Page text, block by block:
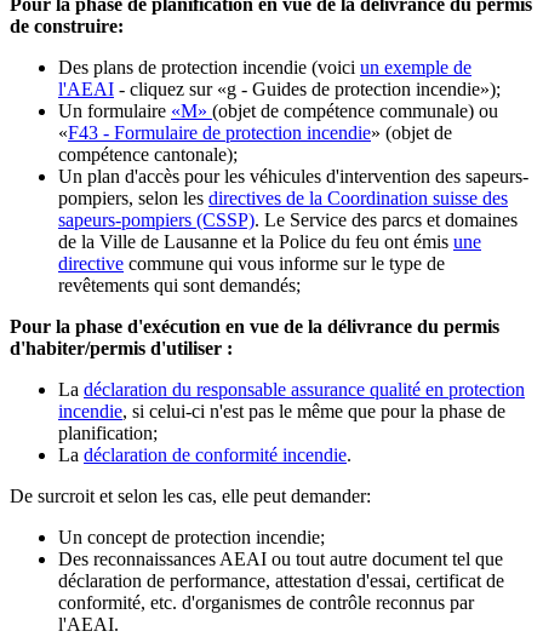
Pour la phase de planification en vue de la délivrance du permis
de construire:
Des plans de protection incendie (voici un exemple de
l'AEAI - cliquez sur «g - Guides de protection incendie»);
Un formulaire «M» (objet de compétence communale) ou
«F43 - Formulaire de protection incendie» (objet de
compétence cantonale);
Un plan d'accès pour les véhicules d'intervention des sapeurs-
pompiers, selon les directives de la Coordination suisse des
sapeurs-pompiers (CSSP). Le Service des parcs et domaines
de la Ville de Lausanne et la Police du feu ont émis une
directive commune qui vous informe sur le type de
revêtements qui sont demandés;
Pour la phase d'exécution en vue de la délivrance du permis
d'habiter/permis d'utiliser :
La déclaration du responsable assurance qualité en protection
incendie, si celui-ci n'est pas le même que pour la phase de
planification;
La déclaration de conformité incendie.
De surcroit et selon les cas, elle peut demander:
Un concept de protection incendie;
Des reconnaissances AEAI ou tout autre document tel que
déclaration de performance, attestation d'essai, certificat de
conformité, etc. d'organismes de contrôle reconnus par
l'AEAI.